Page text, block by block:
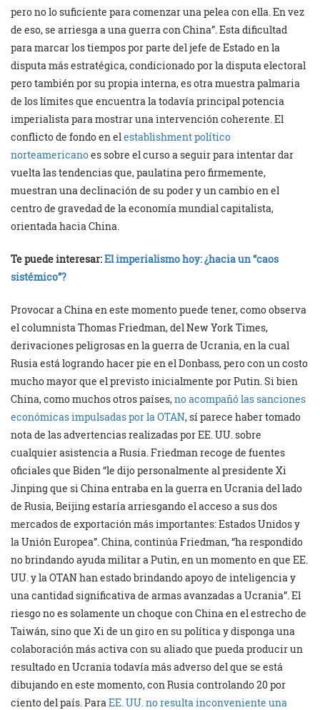
pero no lo suficiente para comenzar una pelea con ella. En vez
de eso, se arriesga a una guerra con China”. Esta dificultad
para marcar los tiempos por parte del jefe de Estado en la
disputa más estratégica, condicionado por la disputa electoral
pero también por su propia interna, es otra muestra palmaria
de los límites que encuentra la todavía principal potencia
imperialista para mostrar una intervención coherente. El
conflicto de fondo en elestablishment político
norteamericanoes sobre el curso a seguir para intentar dar
vuelta las tendencias que, paulatina pero firmemente,
muestran una declinación de su poder y un cambio en el
centro de gravedad de la economía mundial capitalista,
orientada hacia China.
Te puede interesar:El imperialismo hoy: ¿hacia un “caos
sistémico”?
Provocar a China en este momento puede tener, como observa
el columnista Thomas Friedman, del New York Times,
derivaciones peligrosas en la guerra de Ucrania, en la cual
Rusia está logrando hacer pie en el Donbass, pero con un costo
mucho mayor que el previsto inicialmente por Putin. Si bien
China, como muchos otros países,no acompañó las sanciones
económicas impulsadas por la OTAN, sí parece haber tomado
nota de las advertencias realizadas por EE. UU. sobre
cualquier asistencia a Rusia. Friedman recoge de fuentes
oficiales que Biden “le dijo personalmente al presidente Xi
Jinping que si China entraba en la guerra en Ucrania del lado
de Rusia, Beijing estaría arriesgando el acceso a sus dos
mercados de exportación más importantes: Estados Unidos y
la Unión Europea”. China, continúa Friedman, “ha respondido
no brindando ayuda militar a Putin, en un momento en que EE.
UU. y la OTAN han estado brindando apoyo de inteligencia y
una cantidad significativa de armas avanzadas a Ucrania”. El
riesgo no es solamente un choque con China en el estrecho de
Taiwán, sino que Xi de un giro en su política y disponga una
colaboración más activa con su aliado que pueda producir un
resultado en Ucrania todavía más adverso del que se está
dibujando en este momento, con Rusia controlando 20 por
ciento del país. ParaEE. UU. no resulta inconveniente una